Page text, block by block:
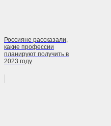
Россияне рассказали,
какие профессии
планируют получить в
2023 году